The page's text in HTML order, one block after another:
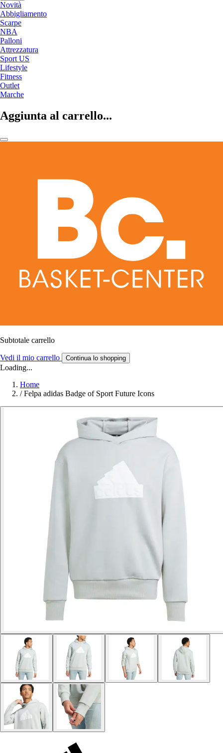
Novità
Abbigliamento
Scarpe
NBA
Palloni
Attrezzatura
Sport US
Lifestyle
Fitness
Outlet
Marche
Aggiunta al carrello...
Subtotale carrello
Vedi il mio carrello Continua lo shopping
Loading...
Home
/ Felpa adidas Badge of Sport Future Icons